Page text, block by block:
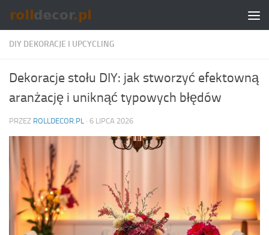
Skip to content
DIY DEKORACJE I UPCYCLING
Dekoracje stołu DIY: jak stworzyć efektowną
aranżację i uniknąć typowych błędów
PRZEZ ROLLDECOR.PL · 6 LIPCA 2026